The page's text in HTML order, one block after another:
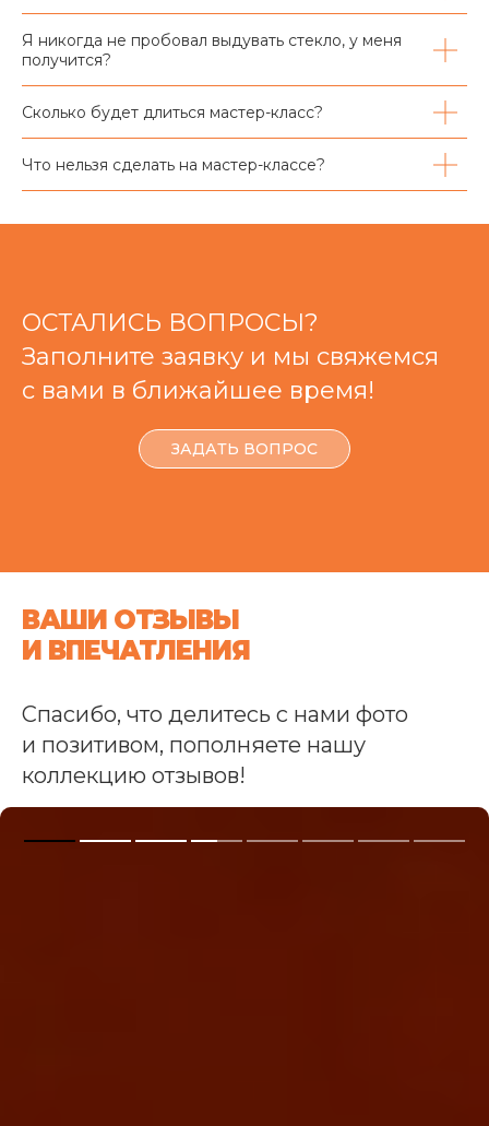
Я никогда не пробовал выдувать стекло, у меня
получится?
Сколько будет длиться мастер-класс?
Что нельзя сделать на мастер-классе?
ОСТАЛИСЬ ВОПРОСЫ?
Заполните заявку и мы свяжемся
с вами в ближайшее время!
ЗАДАТЬ ВОПРОС
ВАШИ ОТЗЫВЫ
И ВПЕЧАТЛЕНИЯ
Спасибо, что делитесь с нами фото
и позитивом, пополняете нашу
коллекцию отзывов!